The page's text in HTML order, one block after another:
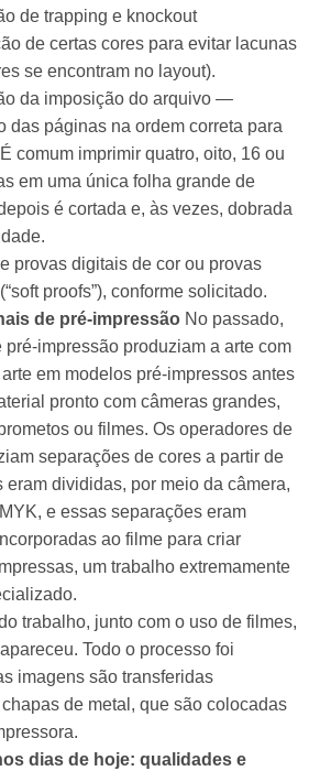
de trapping e knockout
de certas cores para evitar lacunas
se encontram no layout).
da imposição do arquivo —
das páginas na ordem correta para
comum imprimir quatro, oito, 16 ou
em uma única folha grande de
é cortada e, às vezes, dobrada
provas digitais de cor ou provas
proofs”), conforme solicitado.
de pré-impressão No passado,
pré-impressão produziam a arte com
em modelos pré-impressos antes
pronto com câmeras grandes,
ou filmes. Os operadores de
separações de cores a partir de
eram divididas, por meio da câmera,
e essas separações eram
ao filme para criar
um trabalho extremamente
trabalho, junto com o uso de filmes,
Todo o processo foi
imagens são transferidas
de metal, que são colocadas
dias de hoje: qualidades e